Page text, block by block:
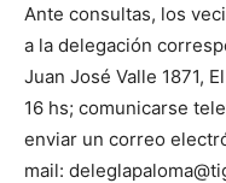
Ante consultas, los
a la delegación
Juan José Valle 1871,
16 hs; comunicarse
enviar un correo
mail: